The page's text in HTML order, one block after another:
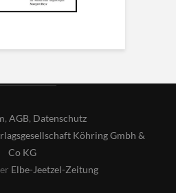
, AGB, Datenschutz
Köhring Gmbh &
Co KG
Elbe-Jeetzel-Zeitung